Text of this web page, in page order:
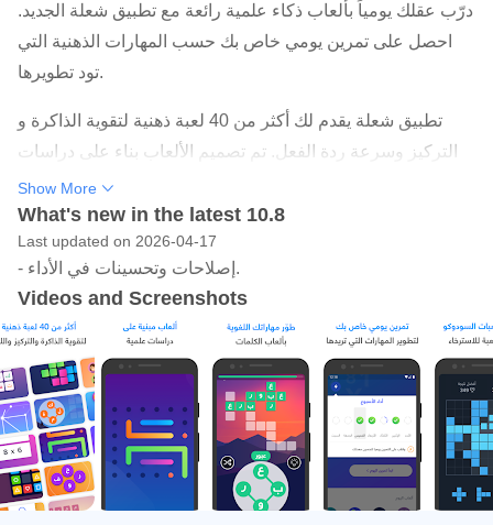
درّب عقلك يومياً بألعاب ذكاء علمية رائعة مع تطبيق شعلة الجديد.
احصل على تمرين يومي خاص بك حسب المهارات الذهنية التي
تود تطويرها.
تطبيق شعلة يقدم لك أكثر من 40 لعبة ذهنية لتقوية الذاكرة و
التركيز وسرعة ردة الفعل. تم تصميم الألعاب بناء على دراسات
علمية.
تطوير عقلك وتحدي ذاتك!
----------
Sholah is the leading Arabic Brain Trainer that helps you
train your memory, attention, and problem solving skills. It
provides you with a daily workout of entertaining cognitive
games. Sholah includes over 40 educational games
covering five major cognitive areas. Get to know your
brain's performance and compare it with others now!
Show More
What's new in the latest 10.8
Last updated on 2026-04-17
- إصلاحات وتحسينات في الأداء.
Videos and Screenshots